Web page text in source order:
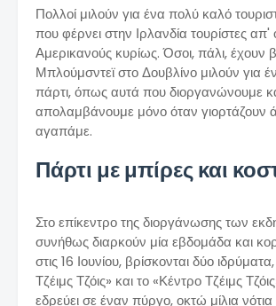
Πολλοί μιλούν για ένα πολύ καλό
που φέρνει στην Ιρλανδία τουρίστες
Αμερικανούς κυρίως. Όσοι, πάλι, έχουν
Μπλούμσντεϊ στο Δουβλίνο μιλούν για
πάρτι, όπως αυτά που διοργανώνουμε
απολαμβάνουμε μόνο όταν γιορτάζουν
αγαπάμε.
Πάρτι με μπίρες και
Στο επίκεντρο της διοργάνωσης των
συνήθως διαρκούν μία εβδομάδα και
στις 16 Ιουνίου, βρίσκονται δύο
Τζέιμς Τζόις» και το «Κέντρο Τζέιμς
εδρεύει σε έναν πύργο, οκτώ μίλια